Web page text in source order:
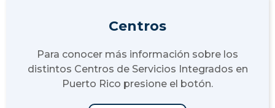
Centros
Para conocer más información sobre los
distintos Centros de Servicios Integrados en
Puerto Rico presione el botón.